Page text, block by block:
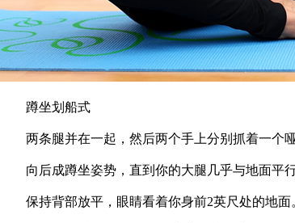
蹲坐划船式
两条腿并在一起，然后两个手上分别抓着一个哑
向后成蹲坐姿势，直到你的大腿几乎与地面平行
保持背部放平，眼睛看着你身前2英尺处的地面